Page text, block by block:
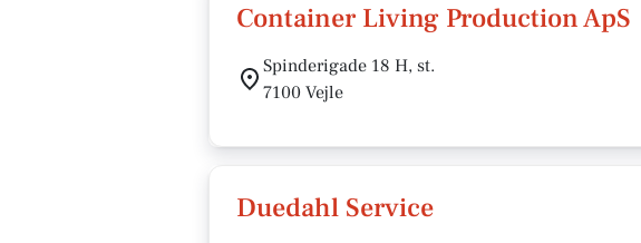
Container Living Production ApS
Spinderigade 18 H, st.
7100 Vejle
Duedahl Service